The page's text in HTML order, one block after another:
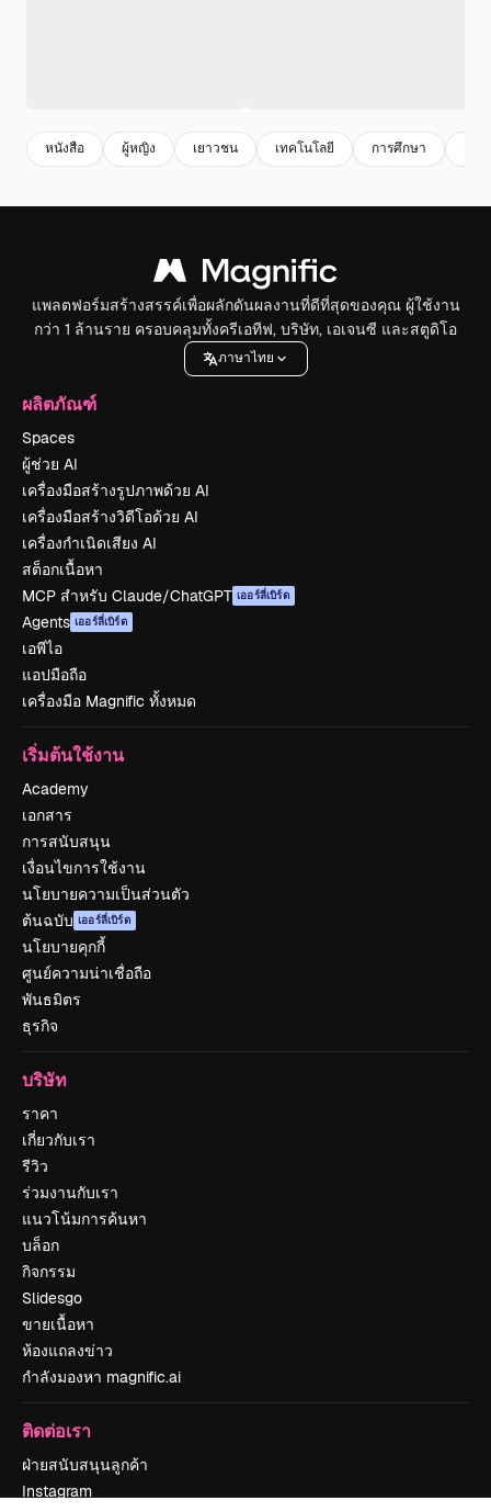
หนังสือ ผู้หญิง เยาวชน เทคโนโลยี การศึกษา
แพลตฟอร์มสร้างสรรค์เพื่อผลักดันผลงานที่ดีที่สุดของคุณ ผู้ใช้งาน
กว่า 1 ล้านราย ครอบคลุมทั้งครีเอทีฟ, บริษัท, เอเจนซี และสตูดิโอ
ภาษาไทย
ผลิตภัณฑ์
Spaces
ผู้ช่วย AI
เครื่องมือสร้างรูปภาพด้วย AI
เครื่องมือสร้างวิดีโอด้วย AI
เครื่องกำเนิดเสียง AI
สต็อกเนื้อหา
MCP สำหรับ Claude/ChatGPT เออร์ลี่เบิร์ด
Agents เออร์ลี่เบิร์ด
เอพีไอ
แอปมือถือ
เครื่องมือ Magnific ทั้งหมด
เริ่มต้นใช้งาน
Academy
เอกสาร
การสนับสนุน
เงื่อนไขการใช้งาน
นโยบายความเป็นส่วนตัว
ต้นฉบับ เออร์ลี่เบิร์ด
นโยบายคุกกี้
ศูนย์ความน่าเชื่อถือ
พันธมิตร
ธุรกิจ
บริษัท
ราคา
เกี่ยวกับเรา
รีวิว
ร่วมงานกับเรา
แนวโน้มการค้นหา
บล็อก
กิจกรรม
Slidesgo
ขายเนื้อหา
ห้องแถลงข่าว
กำลังมองหา magnific.ai
ติดต่อเรา
ฝ่ายสนับสนุนลูกค้า
Instagram